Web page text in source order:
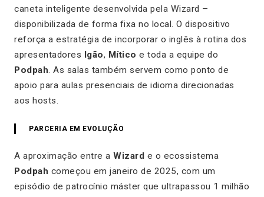
caneta inteligente desenvolvida pela Wizard –
disponibilizada de forma fixa no local. O dispositivo
reforça a estratégia de incorporar o inglês à rotina dos
apresentadores Igão, Mítico e toda a equipe do
Podpah . As salas também servem como ponto de
apoio para aulas presenciais de idioma direcionadas
aos hosts.
PARCERIA EM EVOLUÇÃO
A aproximação entre a Wizard e o ecossistema
Podpah começou em janeiro de 2025, com um
episódio de patrocínio máster que ultrapassou 1 milhão